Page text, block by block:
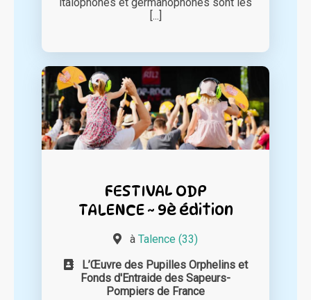
[...]
FESTIVAL ODP
TALENCE ~ 9è édition
à Talence (33)
L’Œuvre des Pupilles Orphelins et
Fonds d'Entraide des Sapeurs-
Pompiers de France